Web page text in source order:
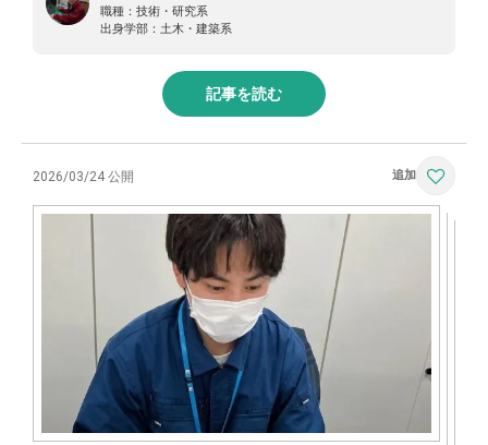
職種： 技術・研究系
出身学部： 土木・建築系
記事を読む
2026/03/24 公開